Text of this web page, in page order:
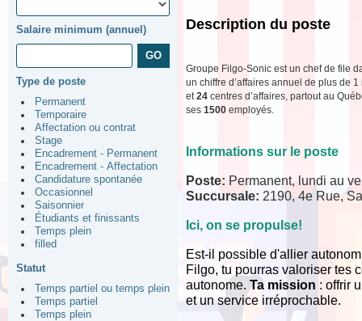
Salaire minimum (annuel)
Type de poste
Permanent
Temporaire
Affectation ou contrat
Stage
Encadrement - Permanent
Encadrement - Affectation
Candidature spontanée
Occasionnel
Saisonnier
Étudiants et finissants
Temps plein
filled
Statut
Temps partiel ou temps plein
Temps partiel
Temps plein
Description du poste
Groupe Filgo-Sonic est un chef de file
un chiffre d’affaires annuel de plus de
et 24 centres d’affaires, partout au
ses 1500 employés.
Informations sur le poste
Poste: Permanent, lundi au
Succursale: 2190, 4e Rue,
Ici, on se propulse!
Est-il possible d'allier
Filgo, tu pourras valoriser tes
autonome. Ta mission : offrir
et un service irréprochable.